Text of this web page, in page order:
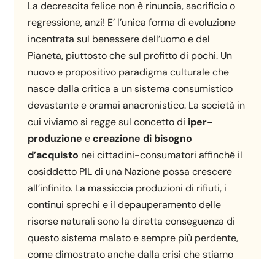
La decrescita felice non è rinuncia, sacrificio o
regressione, anzi! E’ l’unica forma di evoluzione
incentrata sul benessere dell’uomo e del
Pianeta, piuttosto che sul profitto di pochi. Un
nuovo e propositivo paradigma culturale che
nasce dalla critica a un sistema consumistico
devastante e oramai anacronistico. La società in
cui viviamo si regge sul concetto di iper-
produzione ecreazione di bisogno
d’acquisto nei cittadini-consumatori affinché il
cosiddetto PIL di una Nazione possa crescere
all’infinito. La massiccia produzioni di rifiuti, i
continui sprechi e il depauperamento delle
risorse naturali sono la diretta conseguenza di
questo sistema malato e sempre più perdente,
come dimostrato anche dalla crisi che stiamo